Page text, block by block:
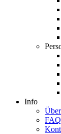
Info
FAQ